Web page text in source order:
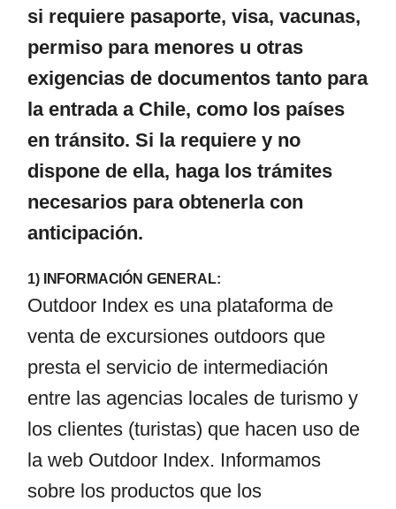
si requiere pasaporte, visa, vacunas,
permiso para menores u otras
exigencias de documentos tanto para
la entrada a Chile, como los países
en tránsito. Si la requiere y no
dispone de ella, haga los trámites
necesarios para obtenerla con
anticipación.
1) INFORMACIÓN GENERAL:
Outdoor Index es una plataforma de
venta de excursiones outdoors que
presta el servicio de intermediación
entre las agencias locales de turismo y
los clientes (turistas) que hacen uso de
la web Outdoor Index. Informamos
sobre los productos que los